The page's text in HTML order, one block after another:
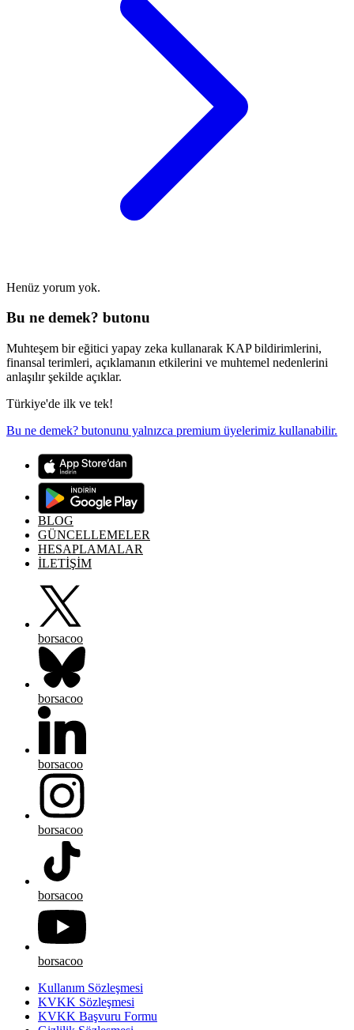
Henüz yorum yok.
Bu ne demek? butonu
Muhteşem bir eğitici yapay zeka kullanarak KAP bildirimlerini,
finansal terimleri, açıklamanın etkilerini ve muhtemel nedenlerini
anlaşılır şekilde açıklar.
Türkiye'de ilk ve tek!
Bu ne demek? butonunu yalnızca premium üyelerimiz kullanabilir.
BLOG
GÜNCELLEMELER
HESAPLAMALAR
İLETİŞİM
borsacoo
borsacoo
borsacoo
borsacoo
borsacoo
borsacoo
Kullanım Sözleşmesi
KVKK Sözleşmesi
KVKK Başvuru Formu